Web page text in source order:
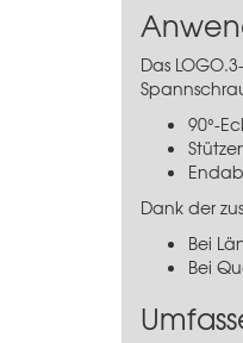
Das
90°-
Dank der
Bei
Bei